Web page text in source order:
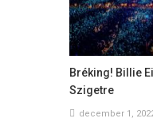
Bréking! Billie
Szigetre
december 1,